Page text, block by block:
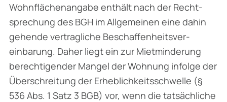
Wohnflächenangabe enthält nach der Recht­
sprechung des BGH im Allgemeinen eine dahin
gehende vertragliche Beschaffenheitsver­
einbarung. Daher liegt ein zur Mietminderung
berechtigender Mangel der Wohnung infolge der
Überschreitung der Erheblichkeitsschwelle (§
536 Abs. 1 Satz 3 BGB) vor, wenn die tatsäch­liche